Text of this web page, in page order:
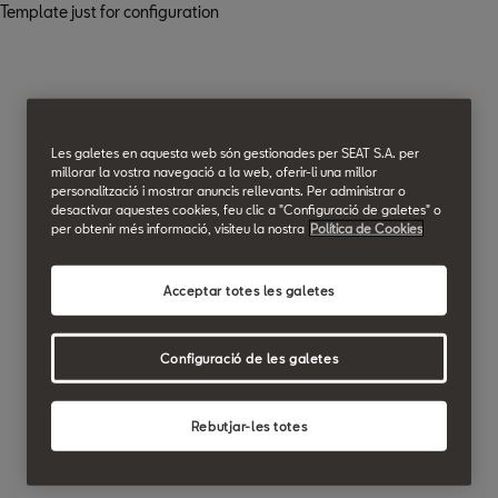
Template just for configuration
Les galetes en aquesta web són gestionades per SEAT S.A. per
millorar la vostra navegació a la web, oferir-li una millor
personalització i mostrar anuncis rellevants. Per administrar o
desactivar aquestes cookies, feu clic a "Configuració de galetes" o
per obtenir més informació, visiteu la nostra Política de Cookies
Rebutjar-les totes
Acceptar totes les galetes
Configuració de les galetes